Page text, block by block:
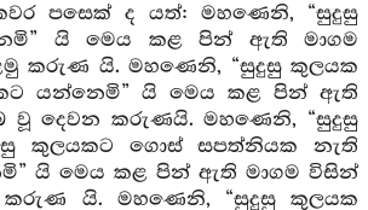
පසෙක් ද යත්: මහණෙනි, “සුදුසු
යි මෙය කළ පින් ඇති මාගම
කරුණ යි. මහණෙනි, “සුදුසු කුලයක
යන්නෙමි” යි මෙය කළ පින් ඇති
වූ දෙවන කරුණයි. මහණෙනි, “සුදුසු
කුලයකට ගොස් සපත්නියක නැති
යි මෙය කළ පින් ඇති මාගම විසින්
යි. මහණෙනි, “සුදුසු කුලයක